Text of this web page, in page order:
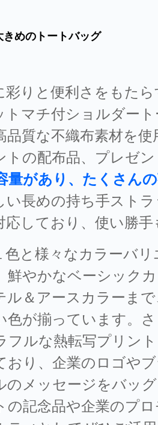
めのトートバッグ
彩りと便利さをもた
トマチ付ショルダー
品質な不織布素材を
トの配布品、プレゼ
量があり、たくさん
い長めの持ち手スト
応しており、使い勝
色と様々なカラーバ
鮮やかなベーシック
ル＆アースカラーま
色が揃っています。
フルな熱転写プリン
おり、企業のロゴや
のメッセージをバッ
の記念品や企業のプ